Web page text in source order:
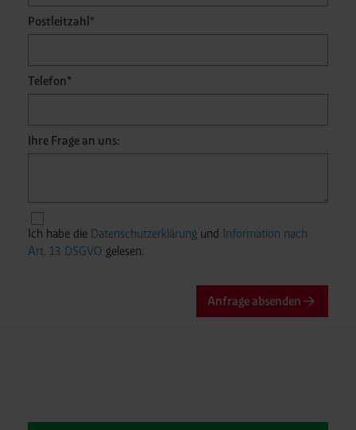
Postleitzahl*
Telefon*
Ihre Frage an uns:
Ich habe die Datenschutzerklärung und Information nach
Art. 13 DSGVO gelesen.
Anfrage absenden